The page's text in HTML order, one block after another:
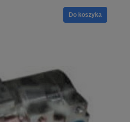
Do koszyka